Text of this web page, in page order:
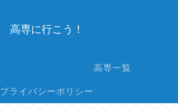
高専に行こう！
高専一覧
プライバシーポリシー